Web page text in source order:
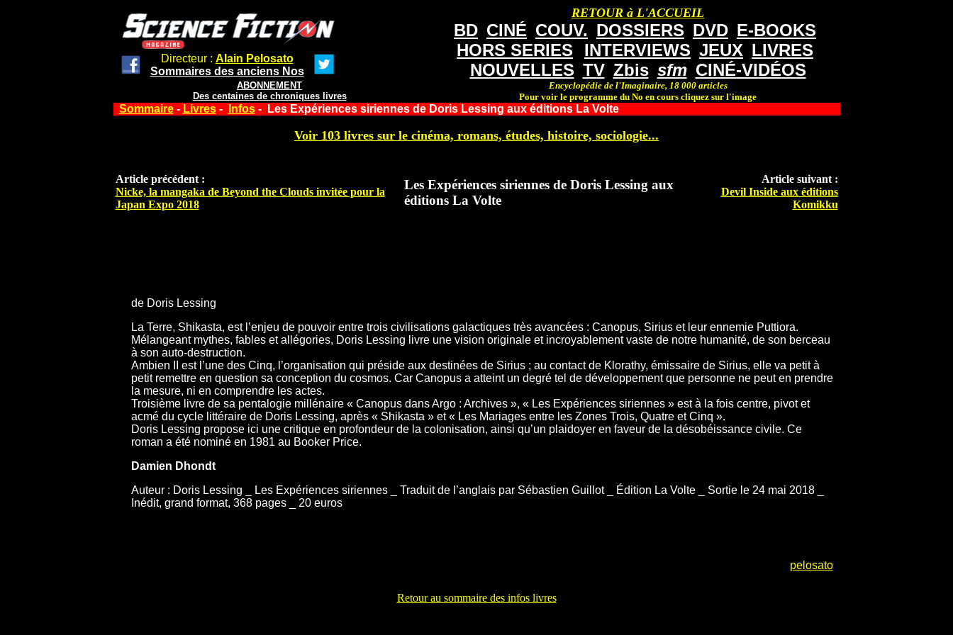
Directeur : Alain Pelosato
Sommaires des anciens Nos
ABONNEMENT
Des centaines de chroniques livres
RETOUR à L'ACCUEIL
BD CINÉ COUV. DOSSIERS DVD E-BOOKS
HORS SERIES
INTERVIEWS JEUX LIVRES
NOUVELLES TV Zbis sfm CINÉ-VIDÉOS
Encyclopédie de l'Imaginaire, 18 000 articles
Pour voir le programme du No en cours cliquez sur l'image
Sommaire- Livres- Infos- Les Expériences siriennes de Doris Lessing aux éditions La Volte
Voir 103 livres sur le cinéma, romans, études, histoire, sociologie...
Article précédent :
Nicke, la mangaka de Beyond the Clouds invitée pour la
Japan Expo 2018
Les Expériences siriennes de Doris Lessing aux
éditions La Volte
Article suivant :
Devil Inside aux éditions
Komikku
de Doris Lessing
La Terre, Shikasta, est l’enjeu de pouvoir entre trois civilisations galactiques très avancées : Canopus, Sirius et leur ennemie Puttiora.
Mélangeant mythes, fables et allégories, Doris Lessing livre une vision originale et incroyablement vaste de notre humanité, de son berceau
à son auto-destruction.
Ambien II est l’une des Cinq, l’organisation qui préside aux destinées de Sirius ; au contact de Klorathy, émissaire de Sirius, elle va petit à
petit remettre en question sa conception du cosmos. Car Canopus a atteint un degré tel de développement que personne ne peut en prendre
la mesure, ni en comprendre les actes.
Troisième livre de sa pentalogie millénaire « Canopus dans Argo : Archives », « Les Expériences siriennes » est à la fois centre, pivot et
acmé du cycle littéraire de Doris Lessing, après « Shikasta » et « Les Mariages entre les Zones Trois, Quatre et Cinq ».
Doris Lessing propose ici une critique en profondeur de la colonisation, ainsi qu’un plaidoyer en faveur de la désobéissance civile. Ce
roman a été nominé en 1981 au Booker Price.
Damien Dhondt
Auteur : Doris Lessing _ Les Expériences siriennes _ Traduit de l’anglais par Sébastien Guillot _ Édition La Volte _ Sortie le 24 mai 2018 _
Inédit, grand format, 368 pages _ 20 euros
pelosato
Retour au sommaire des infos livres